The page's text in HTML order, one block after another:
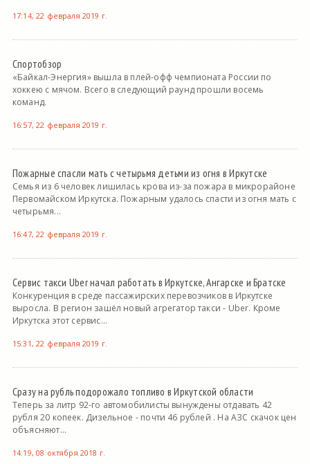
17:14, 22 февраля 2019 г.
Спортобзор
«Байкал-Энергия» вышла в плей-офф чемпионата России по
хоккею с мячом. Всего в следующий раунд прошли восемь
команд.
16:57, 22 февраля 2019 г.
Пожарные спасли мать с четырьмя детьми из огня в Иркутске
Семья из 6 человек лишилась крова из-за пожара в микрорайоне
Первомайском Иркутска. Пожарным удалось спасти из огня мать с
четырьмя...
16:47, 22 февраля 2019 г.
Сервис такси Uber начал работать в Иркутске, Ангарске и Братске
Конкуренция в среде пассажирских перевозчиков в Иркутске
выросла. В регион зашёл новый агрегатор такси - Uber. Кроме
Иркутска этот сервис...
15:31, 22 февраля 2019 г.
Сразу на рубль подорожало топливо в Иркутской области
Теперь за литр 92-го автомобилисты вынуждены отдавать 42
рубля 20 копеек. Дизельное - почти 46 рублей . На АЗС скачок цен
объясняют...
14:19, 08 октября 2018 г.